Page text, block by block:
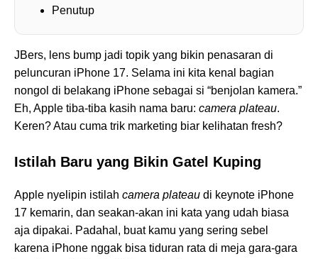
Penutup
JBers, lens bump jadi topik yang bikin penasaran di
peluncuran iPhone 17. Selama ini kita kenal bagian
nongol di belakang iPhone sebagai si “benjolan kamera.”
Eh, Apple tiba-tiba kasih nama baru: camera plateau.
Keren? Atau cuma trik marketing biar kelihatan fresh?
Istilah Baru yang Bikin Gatel Kuping
Apple nyelipin istilah camera plateau di keynote iPhone
17 kemarin, dan seakan-akan ini kata yang udah biasa
aja dipakai. Padahal, buat kamu yang sering sebel
karena iPhone nggak bisa tiduran rata di meja gara-gara